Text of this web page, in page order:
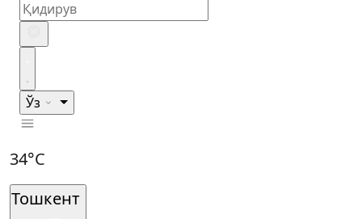
Ўз
34°C
Тошкент